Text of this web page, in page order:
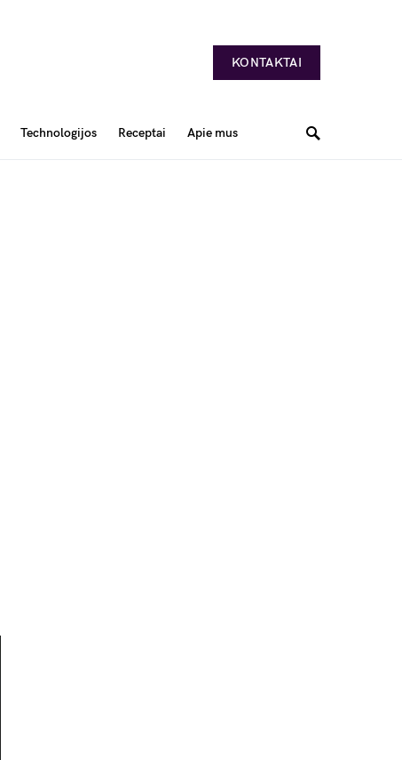
KONTAKTAI
Technologijos Receptai Apie mus